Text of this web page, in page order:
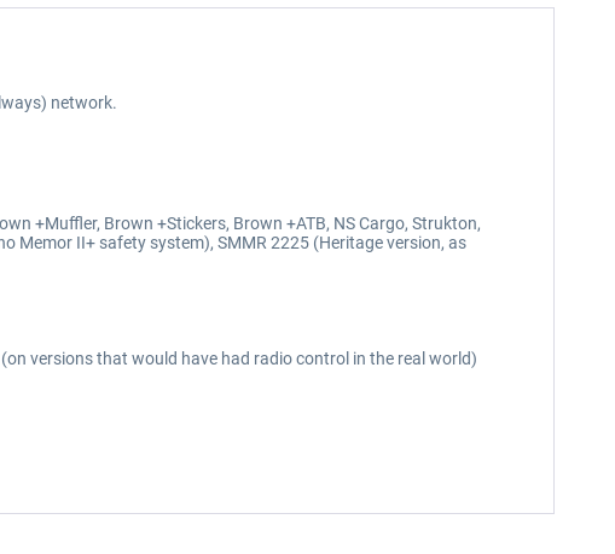
network.
+Muffler, Brown +Stickers, Brown +ATB, NS Cargo, Strukton,
Memor II+ safety system), SMMR 2225 (Heritage version, as
versions that would have had radio control in the real world)